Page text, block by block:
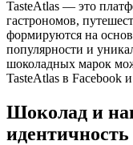
TasteAtlas — это
гастрономов,
формируются на
популярности и
шоколадных марок
TasteAtlas в Facebook
Шоколад и
идентичность